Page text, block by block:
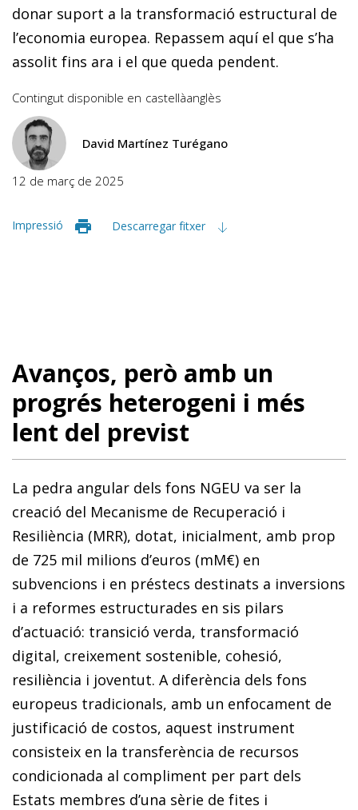
donar suport a la transformació estructural de
l’economia europea. Repassem aquí el que s’ha
assolit fins ara i el que queda pendent.
Contingut disponible en castellàanglès
David Martínez Turégano
12 de març de 2025
Impressió Descarregar fitxer
Avanços, però amb un
progrés heterogeni i més
lent del previst
La pedra angular dels fons NGEU va ser la
creació del Mecanisme de Recuperació i
Resiliència (MRR), dotat, inicialment, amb prop
de 725 mil milions d’euros (mM€) en
subvencions i en préstecs destinats a inversions
i a reformes estructurades en sis pilars
d’actuació: transició verda, transformació
digital, creixement sostenible, cohesió,
resiliència i joventut. A diferència dels fons
europeus tradicionals, amb un enfocament de
justificació de costos, aquest instrument
consisteix en la transferència de recursos
condicionada al compliment per part dels
Estats membres d’una sèrie de fites i